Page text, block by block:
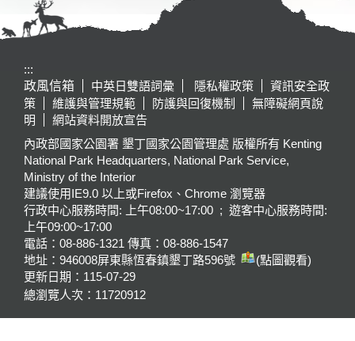
:::
政風信箱
中英日雙語詞彙 隱私權政策
資訊安全政
策
維護與管理規範 防護與回復機制
無障礙網頁說
明
網站資料開放宣告
內政部國家公園署 墾丁國家公園管理處 版權所有 Kenting
National Park Headquarters, National Park Service,
Ministry of the Interior
建議使用IE9.0 以上或Firefox、Chrome 瀏覽器
行政中心服務時間: 上午08:00~17:00 ; 遊客中心服務時間:
上午09:00~17:00
電話：08-886-1321 傳真：08-886-1547
地址：946008屏東縣恆春鎮墾丁路596號
(點圖觀看)
更新日期： 115-07-29
總瀏覽人次： 11720912